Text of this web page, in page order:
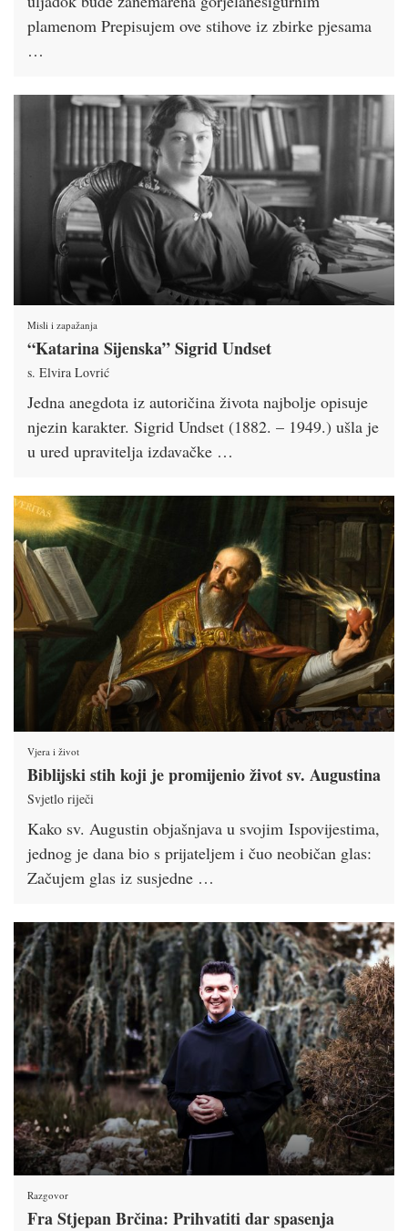
plamenom Prepisujem ove stihove iz zbirke pjesama
…
Misli i zapažanja
“Katarina Sijenska” Sigrid Undset
s. Elvira Lovrić
Jedna anegdota iz autoričina života najbolje opisuje
njezin karakter. Sigrid Undset (1882. – 1949.) ušla je
u ured upravitelja izdavačke …
Vjera i život
Biblijski stih koji je promijenio život sv. Augustina
Svjetlo riječi
Kako sv. Augustin objašnjava u svojim Ispovijestima,
jednog je dana bio s prijateljem i čuo neobičan glas:
Začujem glas iz susjedne …
Razgovor
Fra Stjepan Brčina: Prihvatiti dar spasenja